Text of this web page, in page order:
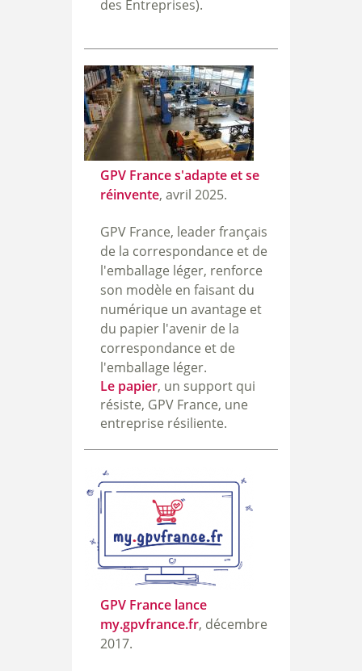
des Entreprises).
GPV France s'adapte et se
réinvente, avril 2025.
GPV France, leader français
de la correspondance et de
l'emballage léger, renforce
son modèle en faisant du
numérique un avantage et
du papier l'avenir de la
correspondance et de
l'emballage léger.
Le papier, un support qui
résiste, GPV France, une
entreprise résiliente.
GPV France lance
my.gpvfrance.fr, décembre
2017.